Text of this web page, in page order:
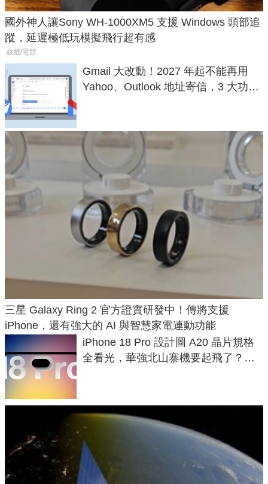
國外神人讓Sony WH-1000XM5 支援 Windows 頭部追
蹤，延遲極低玩模擬飛行超有感
遊戲/電競
Gmail 大改動！2027 年起不能再用
Yahoo、Outlook 地址寄信，3 大功能
三星 Galaxy Ring 2 官方證實研發中！傳將支援
iPhone，還有強大的 AI 與智慧家電連動功能
iPhone 18 Pro 設計圖 A20 晶片規格
全看光，華強北山寨機要起飛了？專